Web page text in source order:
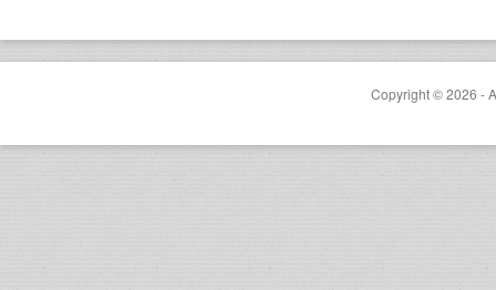
Copyright © 2026 -